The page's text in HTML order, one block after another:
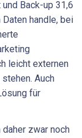
Back-up 31,6
handle, bei
leicht externen
Auch
für
zwar noch